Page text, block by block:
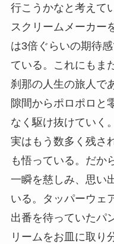
行こうかなと考えて
スクリームメーカー
は3倍ぐらいの期待
ている。これにもま
刹那の人生の旅人で
隙間からポロポロと
なく駆け抜けていく
実はもう数多く残さ
も悟っている。だか
一瞬を慈しみ、思い
いる。タッパーウェ
出番を待っていたパ
リームをお皿に取り